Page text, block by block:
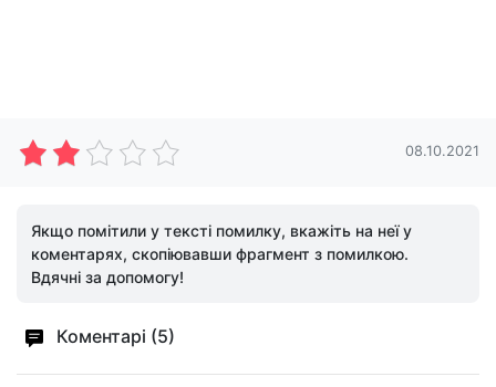
08.10.2021
Якщо помітили у тексті помилку, вкажіть на неї у
коментарях, скопіювавши фрагмент з помилкою.
Вдячні за допомогу!
Коментарі (5)